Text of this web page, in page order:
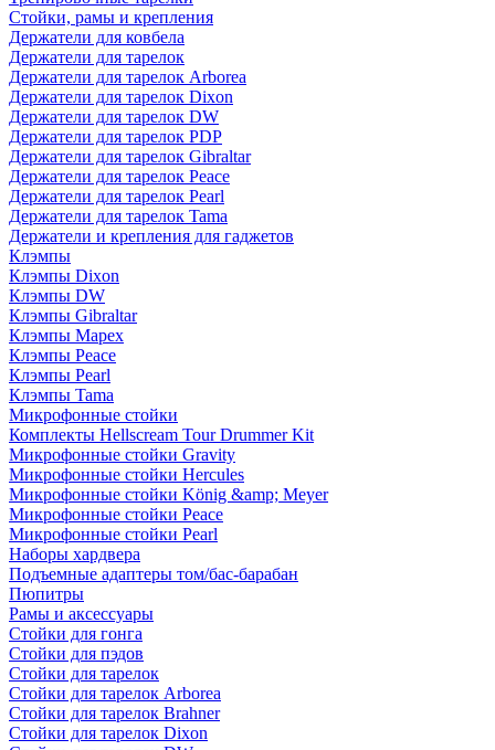
Стойки, рамы и крепления
Держатели для ковбела
Держатели для тарелок
Держатели для тарелок Arborea
Держатели для тарелок Dixon
Держатели для тарелок DW
Держатели для тарелок PDP
Держатели для тарелок Gibraltar
Держатели для тарелок Peace
Держатели для тарелок Pearl
Держатели для тарелок Tama
Держатели и крепления для гаджетов
Клэмпы
Клэмпы Dixon
Клэмпы DW
Клэмпы Gibraltar
Клэмпы Mapex
Клэмпы Peace
Клэмпы Pearl
Клэмпы Tama
Микрофонные стойки
Комплекты Hellscream Tour Drummer Kit
Микрофонные стойки Gravity
Микрофонные стойки Hercules
Микрофонные стойки König &amp; Meyer
Микрофонные стойки Peace
Микрофонные стойки Pearl
Наборы хардвера
Подъемные адаптеры том/бас-барабан
Пюпитры
Рамы и аксессуары
Стойки для гонга
Стойки для пэдов
Стойки для тарелок
Стойки для тарелок Arborea
Стойки для тарелок Brahner
Стойки для тарелок Dixon